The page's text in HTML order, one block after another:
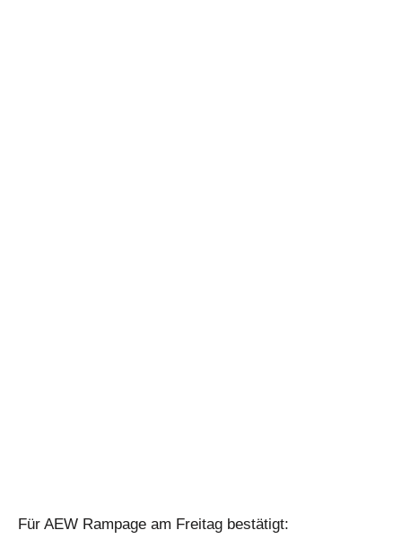
Für AEW Rampage am Freitag bestätigt: